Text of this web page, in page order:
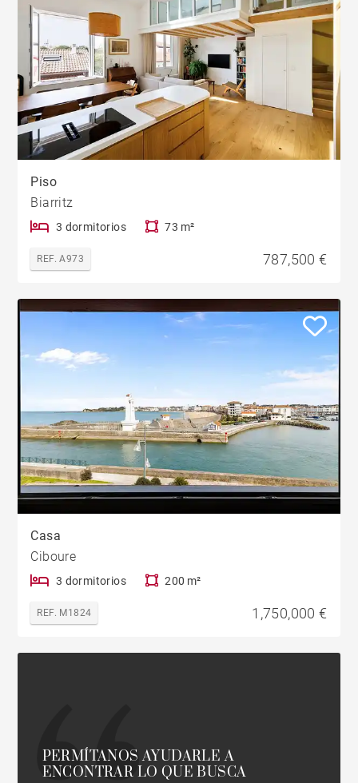
Piso
Biarritz
3 dormitorios 73 m²
REF. A973 787,500 €
Casa
Ciboure
3 dormitorios 200 m²
REF. M1824 1,750,000 €
PERMÍTANOS AYUDARLE A
ENCONTRAR LO QUE BUSCA